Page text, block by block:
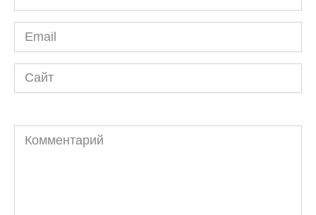
*
Email
*
Сайт
Комментарий